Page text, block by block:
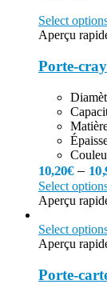
Select
Aperçu
Porte-
10,20€–
Select
Aperçu
Select
Aperçu
Porte-